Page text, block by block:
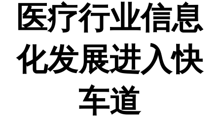
医疗行业信息
化发展进入快
车道